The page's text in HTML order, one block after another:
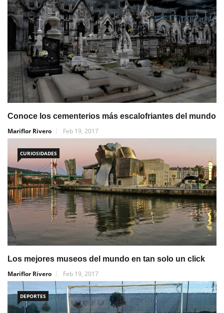
Conoce los cementerios más escalofriantes del mundo
Mariflor Rivero
Feb 19, 2017
CURIOSIDADES
Los mejores museos del mundo en tan solo un click
Mariflor Rivero
Feb 19, 2017
DEPORTES